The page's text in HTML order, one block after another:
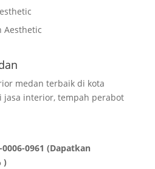
Aesthetic
medan terbaik di kota
jasa interior, tempah perabot
0006-0961 (Dapatkan
)